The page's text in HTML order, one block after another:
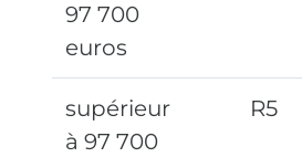
97 700
euros
supérieur
à 97 700
R5